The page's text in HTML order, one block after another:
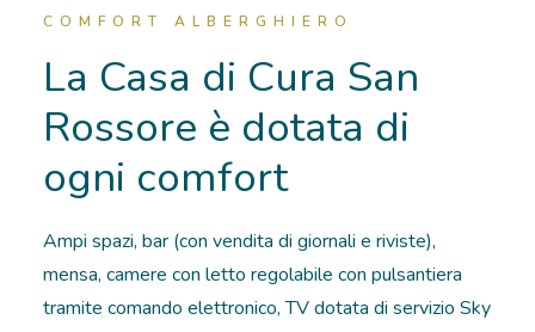
COMFORT ALBERGHIERO
La Casa di Cura San
Rossore è dotata di
ogni comfort
Ampi spazi, bar (con vendita di giornali e riviste),
mensa, camere con letto regolabile con pulsantiera
tramite comando elettronico, TV dotata di servizio Sky